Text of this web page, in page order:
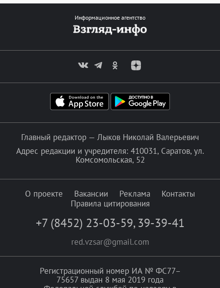
Информационное агентство
Главный редактор — Лыков Николай Валерьевич
Адрес редакции и учредителя: 410031, Саратов, ул.
Комсомольская, 52
О проекте Вакансии Реклама
Контакты
Правила цитирования
+7 (8452) 23-03-59, 39-39-41
red.vzsar@gmail.com
Регистрационный номер ИА № ФС77–
75657 выдан 8 мая 2019 года